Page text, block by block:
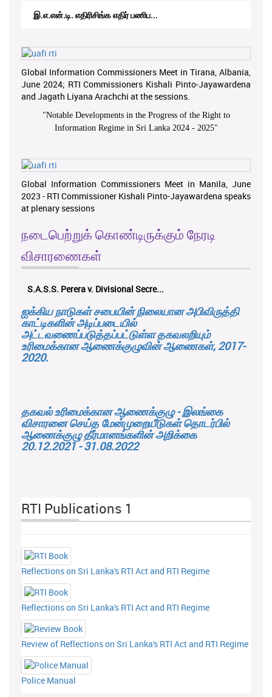
இ.எ.என்.டி. எதிரிசிங்க எதிர் பணிப...
Global Information Commissioners Meet in Tirana, Albania,
June 2024; RTI Commissioners Kishali Pinto-Jayawardena
and Jagath Liyana Arachchi at the sessions.
"Notable Developments in the Progress of the Right to
Information Regime in Sri Lanka 2024 - 2025"
Global Information Commissioners Meet in Manila, June
2023 - RTI Commissioner Kishali Pinto-Jayawardena speaks
at plenary sessions
நடைபெற்றுக் கொண்டிருக்கும் நேரடி
விசாரணைகள்
S.A.S.S. Perera v. Divisional Secre...
ஐக்கிய நாடுகள் சபையின் நிலையான அபிவிருத்தி
காட்டிகளின் அடிப்படையில்
அட்டவணைப்படுத்தப்பட்டுள்ள தகவலறியும்
உரிமைக்கான ஆணைக்குழுவின் ஆணைகள், 2017-
2020.
தகவல் உரிமைக்கான ஆணைக்குழு - இலங்கை
விசாரனை செய்த மேன்முறையீடுகள் தொடர்பில்
ஆணைக்குழு தீர்மானங்களின் அறிக்கை
20.12.2021 - 31.08.2022
RTI Publications 1
Reflections on Sri Lanka's RTI Act and RTI Regime
Reflections on Sri Lanka's RTI Act and RTI Regime
Review of Reflections on Sri Lanka's RTI Act and RTI Regime
Police Manual